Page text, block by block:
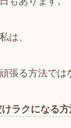
は、
張る方法では
けラクになる方